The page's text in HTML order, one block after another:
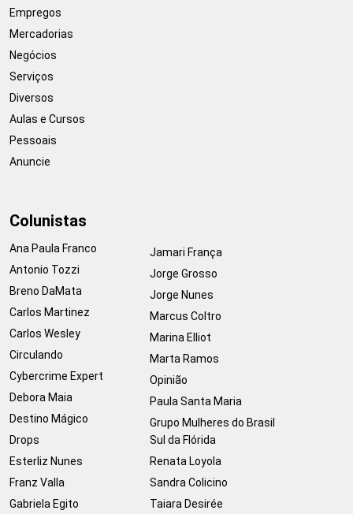
Empregos
Mercadorias
Negócios
Serviços
Diversos
Aulas e Cursos
Pessoais
Anuncie
Colunistas
Ana Paula Franco
Antonio Tozzi
Breno DaMata
Carlos Martinez
Carlos Wesley
Circulando
Cybercrime Expert
Debora Maia
Destino Mágico
Drops
Esterliz Nunes
Franz Valla
Gabriela Egito
Jamari França
Jorge Grosso
Jorge Nunes
Marcus Coltro
Marina Elliot
Marta Ramos
Opinião
Paula Santa Maria
Grupo Mulheres do Brasil
Sul da Flórida
Renata Loyola
Sandra Colicino
Taiara Desirée